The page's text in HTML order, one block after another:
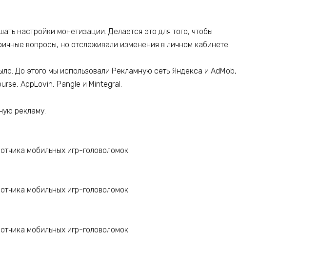
настройки монетизации. Делается это для того, чтобы
вопросы, но отслеживали изменения в личном кабинете.
До этого мы использовали Рекламную сеть Яндекса и AdMob,
AppLovin, Pangle и Mintegral.
рекламу.